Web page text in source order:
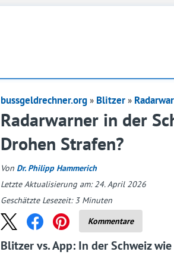
bussgeldrechner.org Blitzer
Radarwarner in der
Drohen Strafen?
Von Dr. Philipp Hammerich
Letzte Aktualisierung am: 24. April 2026
Geschätzte Lesezeit:3 Minuten
Kommentare
Blitzer vs. App: In der Schweiz